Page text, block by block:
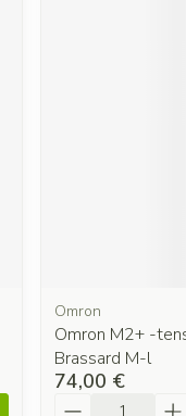
Omron
Omron M2+ -
Brassard M-l
74,00 €
Quantité